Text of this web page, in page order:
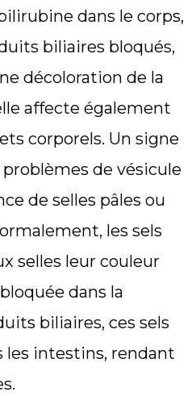
dans le corps,
biliaires bloqués,
décoloration de la
affecte également
corporels. Un signe
de vésicule
de selles pâles ou
les sels
selles leur couleur
dans la
biliaires, ces sels
les intestins, rendant